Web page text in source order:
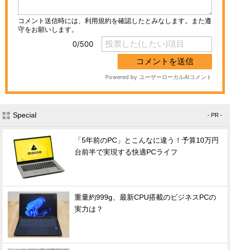
Special - PR -
「5年前のPC」とこんなに違う！予算10万円
台前半で実現する快適PCライフ
重量約999g、最新CPU搭載のビジネスPCの
実力は？